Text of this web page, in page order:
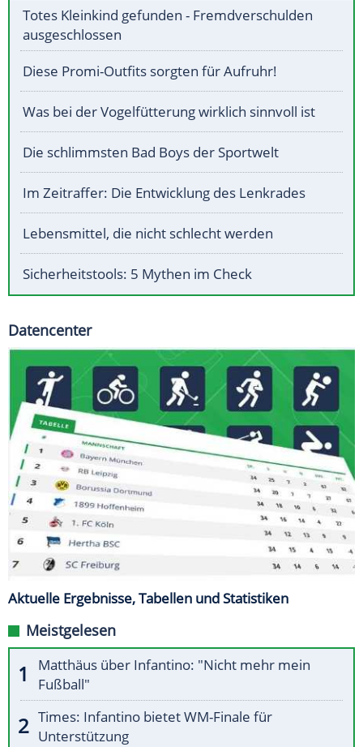
Totes Kleinkind gefunden - Fremdverschulden
ausgeschlossen
Diese Promi-Outfits sorgten für Aufruhr!
Was bei der Vogelfütterung wirklich sinnvoll ist
Die schlimmsten Bad Boys der Sportwelt
Im Zeitraffer: Die Entwicklung des Lenkrades
Lebensmittel, die nicht schlecht werden
Sicherheitstools: 5 Mythen im Check
Datencenter
Aktuelle Ergebnisse, Tabellen und Statistiken
Meistgelesen
Matthäus über Infantino: "Nicht mehr mein
Fußball"
Times: Infantino bietet WM-Finale für
Unterstützung